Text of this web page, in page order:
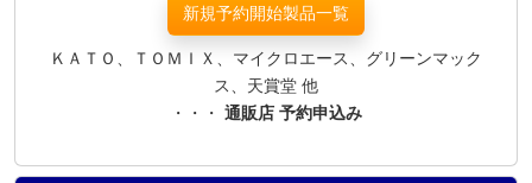
新規予約開始製品一覧
ＫＡＴＯ、ＴＯＭＩＸ、マイクロエース、グリーンマック
ス、天賞堂 他
・・・ 通販店 予約申込み